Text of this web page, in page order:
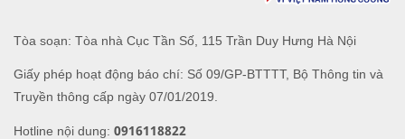
Tòa soạn: Tòa nhà Cục Tần Số, 115 Trần Duy Hưng Hà Nội
Giấy phép hoạt động báo chí: Số 09/GP-BTTTT, Bộ Thông tin và
Truyền thông cấp ngày 07/01/2019.
Hotline nội dung: 0916118822